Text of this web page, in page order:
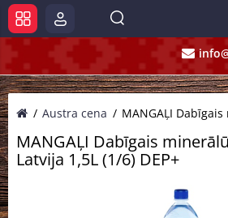
Austra cena MANGAĻI
MANGAĻI Dabīgais
Latvija 1,5L (1/6) DEP+